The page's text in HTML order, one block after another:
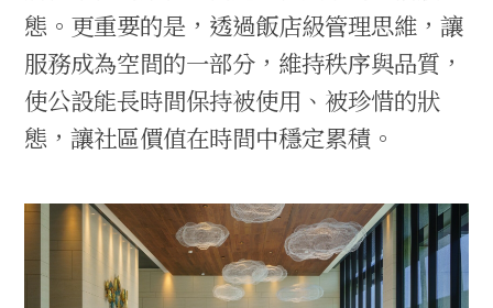
態。更重要的是，透過飯店級管理思維，讓
服務成為空間的一部分，維持秩序與品質，
使公設能長時間保持被使用、被珍惜的狀
態，讓社區價值在時間中穩定累積。